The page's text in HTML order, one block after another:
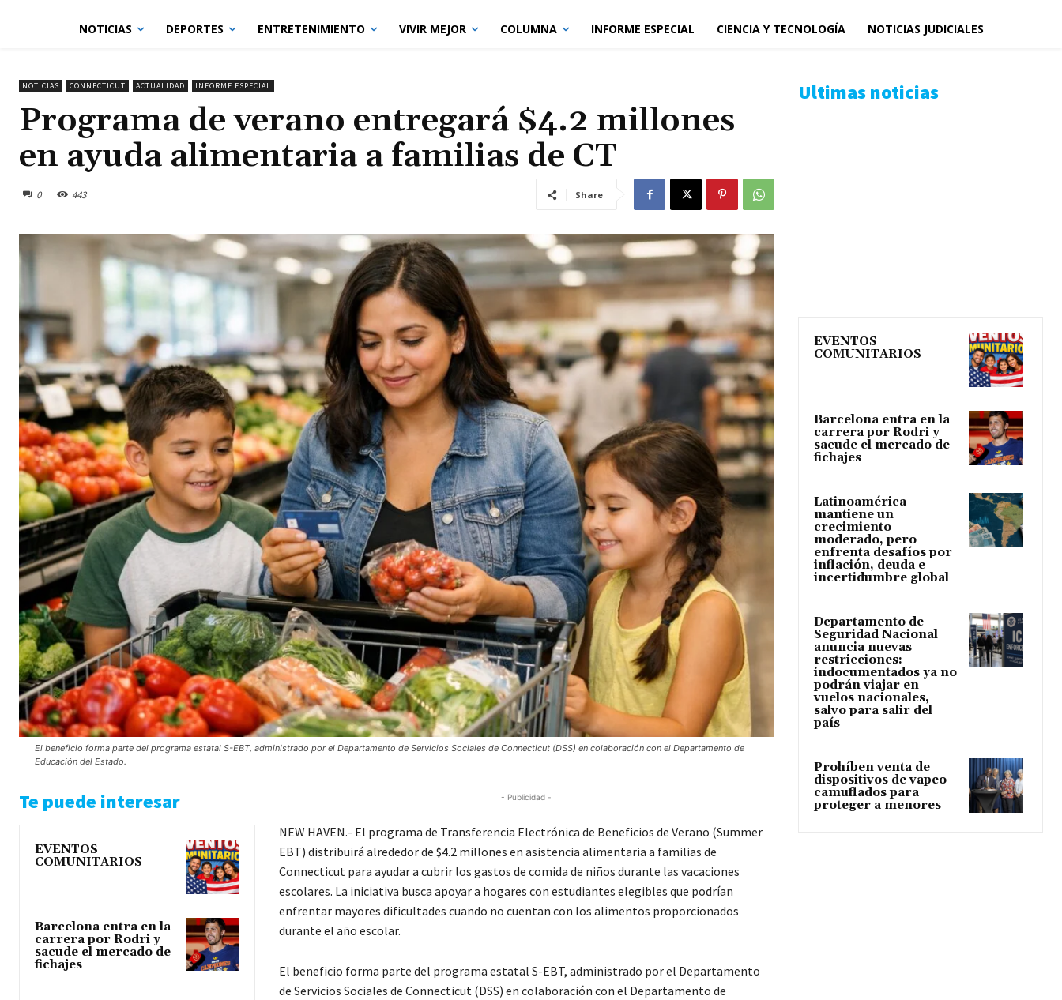
NOTICIAS DEPORTES ENTRETENIMIENTO VIVIR MEJOR COLUMNA INFORME ESPECIAL CIENCIA Y TECNOLOGÍA NOTICIAS JUDICIALES
NOTICIAS CONNECTICUT ACTUALIDAD INFORME ESPECIAL
Programa de verano entregará $4.2 millones
en ayuda alimentaria a familias de CT
0 443 Share
El beneficio forma parte del programa estatal S-EBT, administrado por el Departamento de Servicios Sociales de Connecticut (DSS) en colaboración con el Departamento de
Educación del Estado.
Te puede interesar
EVENTOS
COMUNITARIOS
Barcelona entra en la
carrera por Rodri y
sacude el mercado de
fichajes
- Publicidad -
NEW HAVEN.- El programa de Transferencia Electrónica de Beneficios de Verano (Summer
EBT) distribuirá alrededor de $4.2 millones en asistencia alimentaria a familias de
Connecticut para ayudar a cubrir los gastos de comida de niños durante las vacaciones
escolares. La iniciativa busca apoyar a hogares con estudiantes elegibles que podrían
enfrentar mayores dificultades cuando no cuentan con los alimentos proporcionados
durante el año escolar.
El beneficio forma parte del programa estatal S-EBT, administrado por el Departamento
de Servicios Sociales de Connecticut (DSS) en colaboración con el Departamento de
Ultimas noticias
EVENTOS
COMUNITARIOS
Barcelona entra en la
carrera por Rodri y
sacude el mercado de
fichajes
Latinoamérica
mantiene un
crecimiento
moderado, pero
enfrenta desafíos por
inflación, deuda e
incertidumbre global
Departamento de
Seguridad Nacional
anuncia nuevas
restricciones:
indocumentados ya no
podrán viajar en
vuelos nacionales,
salvo para salir del
país
Prohíben venta de
dispositivos de vapeo
camuflados para
proteger a menores